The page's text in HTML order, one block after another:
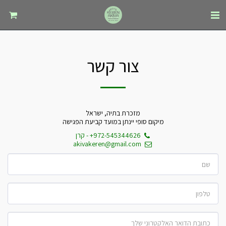
צור קשר
מזכרת בתיה, ישראל
מיקום סופי יינתן במועד קביעת הפגישה
+972-545344626
- קרן
akivakeren@gmail.com